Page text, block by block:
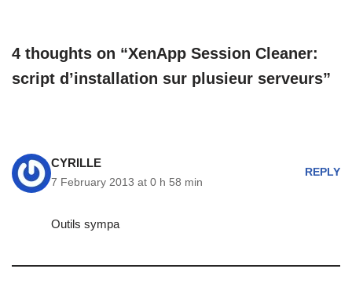
4 thoughts on “XenApp Session Cleaner:
script d’installation sur plusieur serveurs”
CYRILLE
7 February 2013 at 0 h 58 min
REPLY
Outils sympa